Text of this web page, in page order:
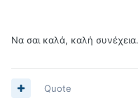
Να σαι καλά, καλή συνέχεια.
Quote